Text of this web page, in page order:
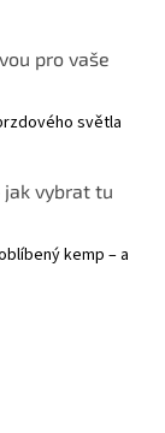
pro vaše
světla
jak vybrat tu
kemp – a